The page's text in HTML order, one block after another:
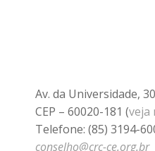
Av. da Universidade,
CEP – 60020-181 (veja
Telefone: (85) 3194-
conselho@crc-ce.org.br